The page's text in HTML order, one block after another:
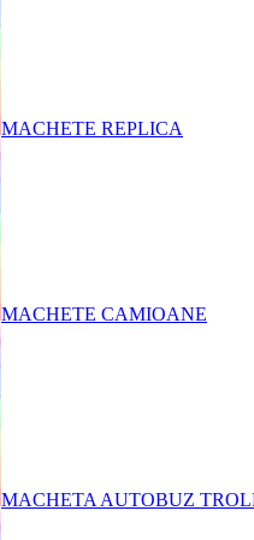
MACHETE REPLICA
MACHETE CAMIOANE
MACHETA AUTOBUZ